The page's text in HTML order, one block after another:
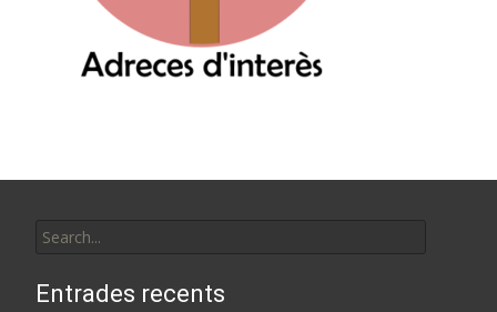
for:
Entrades recents